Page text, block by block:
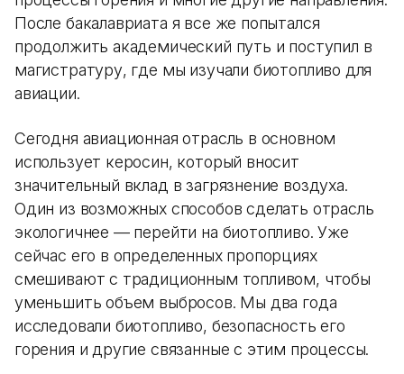
После бакалавриата я все же попытался
продолжить академический путь и поступил в
магистратуру, где мы изучали биотопливо для
авиации.
Сегодня авиационная отрасль в основном
использует керосин, который вносит
значительный вклад в загрязнение воздуха.
Один из возможных способов сделать отрасль
экологичнее — перейти на биотопливо. Уже
сейчас его в определенных пропорциях
смешивают с традиционным топливом, чтобы
уменьшить объем выбросов. Мы два года
исследовали биотопливо, безопасность его
горения и другие связанные с этим процессы.